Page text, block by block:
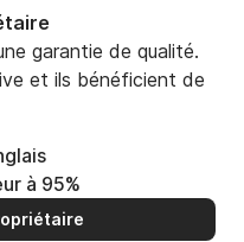
garantie de qualité.
et ils bénéficient de
à 95%